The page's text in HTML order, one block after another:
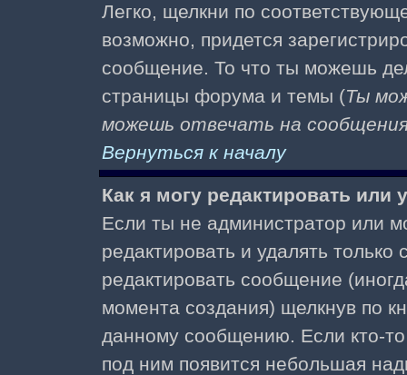
Легко, щелкни по
возможно, придется
сообщение. То что ты можешь
страницы форума и темы (Ты
можешь отвечать на
Вернуться к началу
Как я могу редактировать или
Если ты не администратор или
редактировать и удалять
редактировать сообщение
момента создания) щелкнув по
данному сообщению. Если кто-
под ним появится небольшая